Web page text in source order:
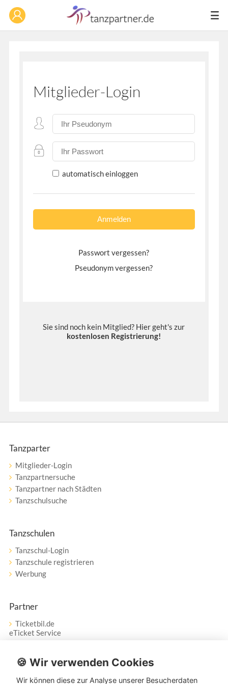
Mitglieder-Login
automatisch einloggen
Passwort vergessen?
Pseudonym vergessen?
Sie sind noch kein Mitglied? Hier geht's zur
kostenlosen Registrierung!
Tanzparter
Mitglieder-Login
Tanzpartnersuche
Tanzpartner nach Städten
Tanzschulsuche
Tanzschulen
Tanzschul-Login
Tanzschule registrieren
Werbung
Partner
Ticketbil.de
eTicket Service
Vertrag widerrufen
🍪 Wir verwenden Cookies
Wir können diese zur Analyse unserer Besucherdaten